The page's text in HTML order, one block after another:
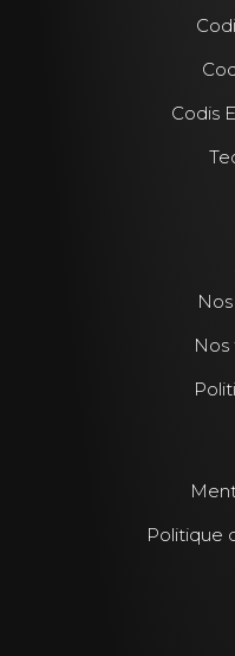
Codis
Nos
Politique